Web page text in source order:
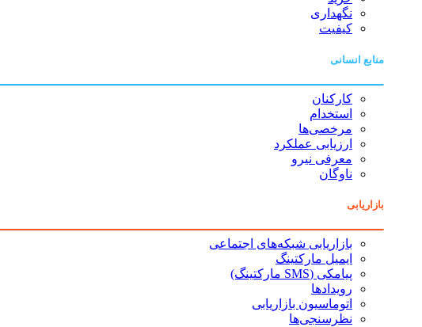
نگهداری
کیفیت
منابع انسانی
کارکنان
استخدام
مرخصی‌ها
ارزیابی عملکرد
معرفی نیرو
ناوگان
بازاریابی
بازاریابی شبکه‌های اجتماعی
ایمیل مارکتینگ
پیامکی (SMS مارکتینگ)
رویدادها
اتوماسیون بازاریابی
نظرسنجی‌ها